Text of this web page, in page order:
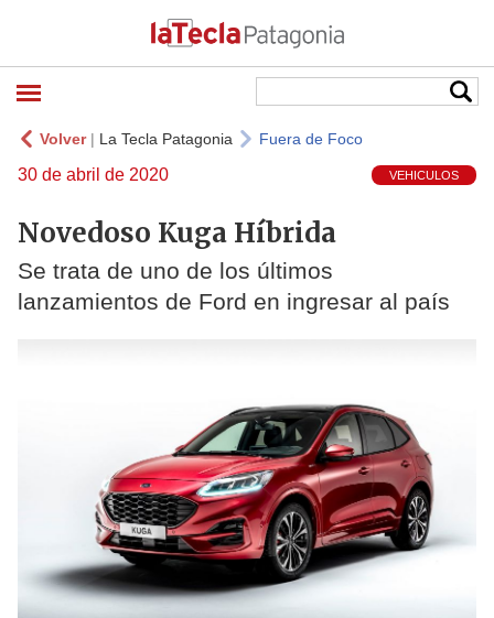
Volver| La Tecla Patagonia Fuera de Foco
30 de abril de 2020 VEHICULOS
Novedoso Kuga Híbrida
Se trata de uno de los últimos
lanzamientos de Ford en ingresar al país